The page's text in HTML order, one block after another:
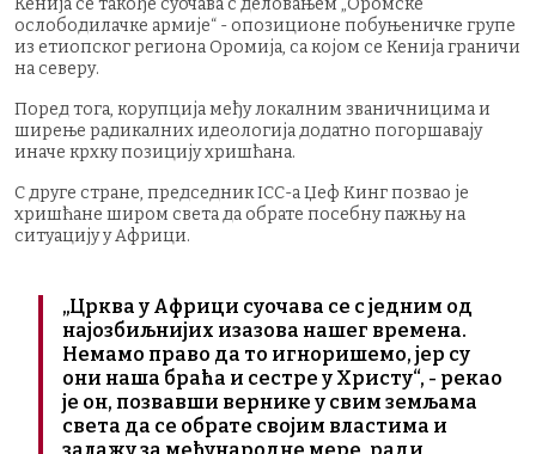
ослободилачке армије“ - опозиционе побуњеничке групе
из етиопског региона Оромија, са којом се Кенија граничи
на северу.
Поред тога, корупција међу локалним званичницима и
ширење радикалних идеологија додатно погоршавају
иначе крхку позицију хришћана.
С друге стране, председник ICC-а Џеф Кинг позвао је
хришћане широм света да обрате посебну пажњу на
ситуацију у Африци.
„Црква у Африци суочава се с једним од
најозбиљнијих изазова нашег времена.
Немамо право да то игноришемо, јер су
они наша браћа и сестре у Христу“, - рекао
је он, позвавши вернике у свим земљама
света да се обрате својим властима и